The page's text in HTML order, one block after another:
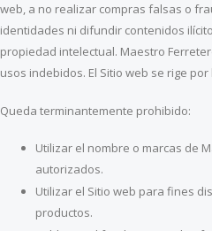
web, a no realizar compras falsas o
identidades ni difundir contenidos
propiedad intelectual. Maestro
usos indebidos. El Sitio web se rige
Queda terminantemente prohibido:
Utilizar el nombre o marcas de
autorizados.
Utilizar el Sitio web para fines
productos.